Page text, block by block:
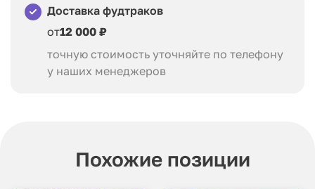
Доставка фудтраков
от12 000 ₽
точную стоимость уточняйте по телефону
у наших менеджеров
Похожие позиции